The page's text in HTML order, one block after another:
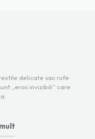
delicate sau rufe
„eroii invizibili” care